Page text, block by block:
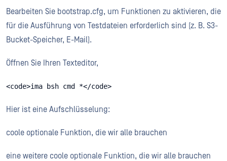
Bearbeiten Sie bootstrap.cfg, um Funktionen zu aktivieren, die
für die Ausführung von Testdateien erforderlich sind (z. B. S3-
Bucket-Speicher, E-Mail).
Öffnen Sie Ihren Texteditor,
<code>ima bsh cmd *</code>
Hier ist eine Aufschlüsselung:
coole optionale Funktion, die wir alle brauchen
eine weitere coole optionale Funktion, die wir alle brauchen